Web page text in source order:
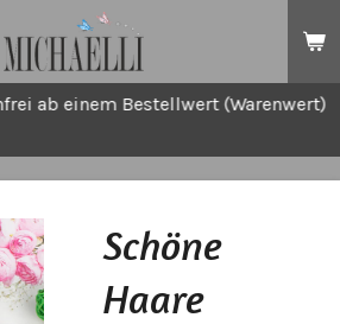
ab einem Bestellwert (Warenwert)
Schöne
Haare